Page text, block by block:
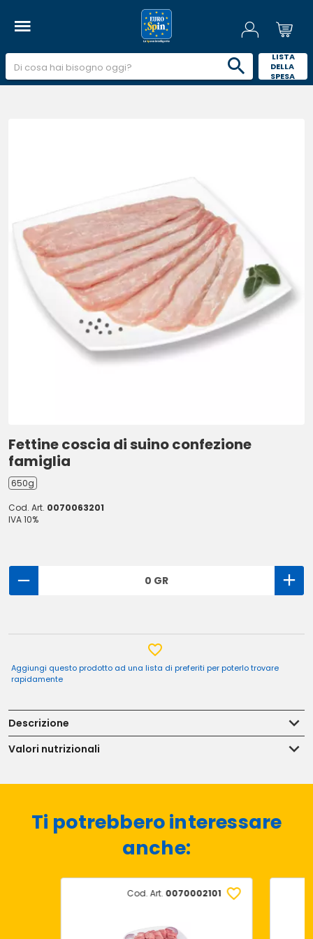
LISTA
DELLA
SPESA
Fettine coscia di suino confezione
famiglia
650g
Cod. Art. 0070063201
IVA 10%
0 GR
Aggiungi questo prodotto ad una lista di preferiti per poterlo trovare
rapidamente
Descrizione
Valori nutrizionali
Ti potrebbero interessare
anche:
Cod. Art. 0070002101